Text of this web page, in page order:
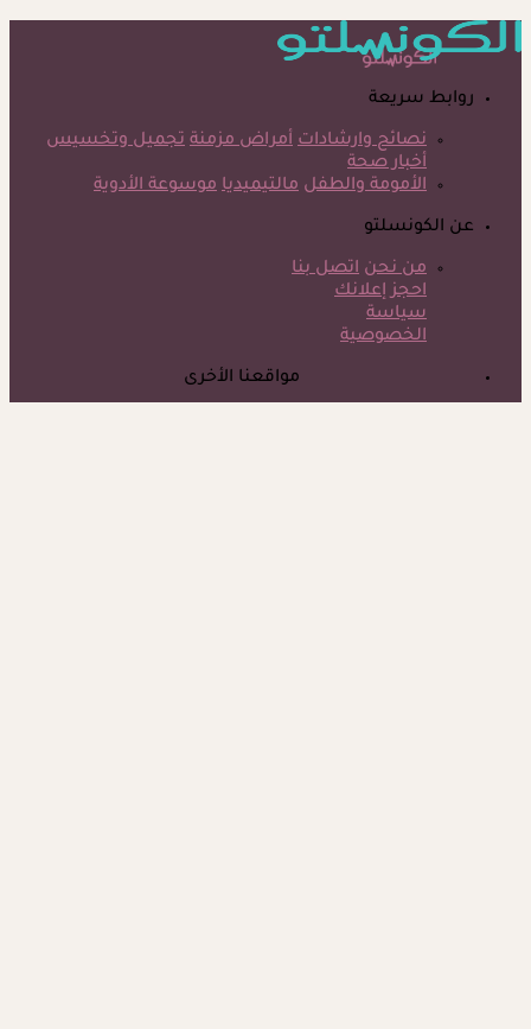
روابط سريعة
نصائح وارشادات أمراض مزمنة تجميل وتخسيس
أخبار صحة
الأمومة والطفل مالتيميديا موسوعة الأدوية
عن الكونسلتو
من نحن اتصل بنا
احجز إعلانك
سياسة
الخصوصية
مواقعنا الأخرى